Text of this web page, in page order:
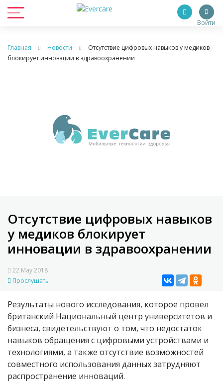
Войти
Главная Новости
Отсутствие цифровых навыков у медиков
блокирует инновации в здравоохранении
Отсутствие цифровых навыков
у медиков блокирует
инновации в здравоохранении
22 May 2018
Прослушать
Результаты нового исследования, которое провел
британский Национальный центр университетов и
бизнеса, свидетельствуют о том, что недостаток
навыков обращения с цифровыми устройствами и
технологиями, а также отсутствие возможностей
совместного использования данных затрудняют
распространение инноваций.